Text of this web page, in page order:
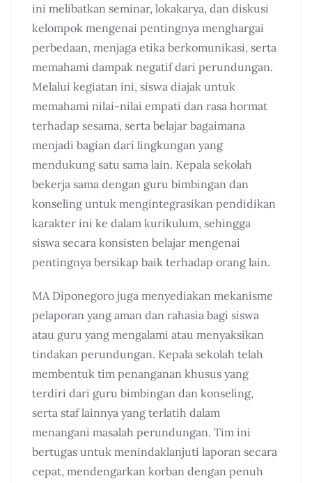
ini melibatkan seminar, lokakarya, dan diskusi
kelompok mengenai pentingnya menghargai
perbedaan, menjaga etika berkomunikasi, serta
memahami dampak negatif dari perundungan.
Melalui kegiatan ini, siswa diajak untuk
memahami nilai-nilai empati dan rasa hormat
terhadap sesama, serta belajar bagaimana
menjadi bagian dari lingkungan yang
mendukung satu sama lain. Kepala sekolah
bekerja sama dengan guru bimbingan dan
konseling untuk mengintegrasikan pendidikan
karakter ini ke dalam kurikulum, sehingga
siswa secara konsisten belajar mengenai
pentingnya bersikap baik terhadap orang lain.
MA Diponegoro juga menyediakan mekanisme
pelaporan yang aman dan rahasia bagi siswa
atau guru yang mengalami atau menyaksikan
tindakan perundungan. Kepala sekolah telah
membentuk tim penanganan khusus yang
terdiri dari guru bimbingan dan konseling,
serta staf lainnya yang terlatih dalam
menangani masalah perundungan. Tim ini
bertugas untuk menindaklanjuti laporan secara
cepat, mendengarkan korban dengan penuh